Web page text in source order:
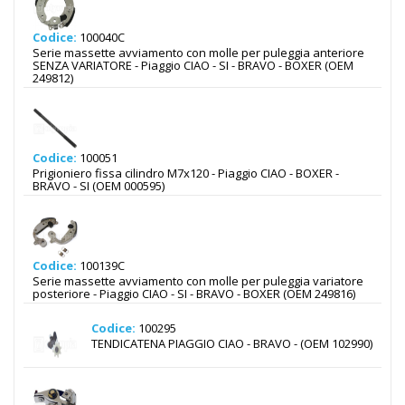
Codice: 100040C
Serie massette avviamento con molle per puleggia anteriore
SENZA VARIATORE - Piaggio CIAO - SI - BRAVO - BOXER (OEM
249812)
Codice: 100051
Prigioniero fissa cilindro M7x120 - Piaggio CIAO - BOXER -
BRAVO - SI (OEM 000595)
Codice: 100139C
Serie massette avviamento con molle per puleggia variatore
posteriore - Piaggio CIAO - SI - BRAVO - BOXER (OEM 249816)
Codice: 100295
TENDICATENA PIAGGIO CIAO - BRAVO - (OEM 102990)